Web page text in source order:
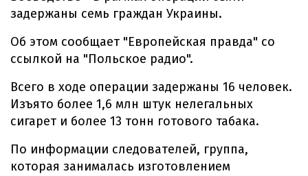
задержаны семь граждан Украины.
Об этом сообщает "Европейская правда" со
ссылкой на "Польское радио".
Всего в ходе операции задержаны 16 человек.
Изъято более 1,6 млн штук нелегальных
сигарет и более 13 тонн готового табака.
По информации следователей, группа,
которая занималась изготовлением